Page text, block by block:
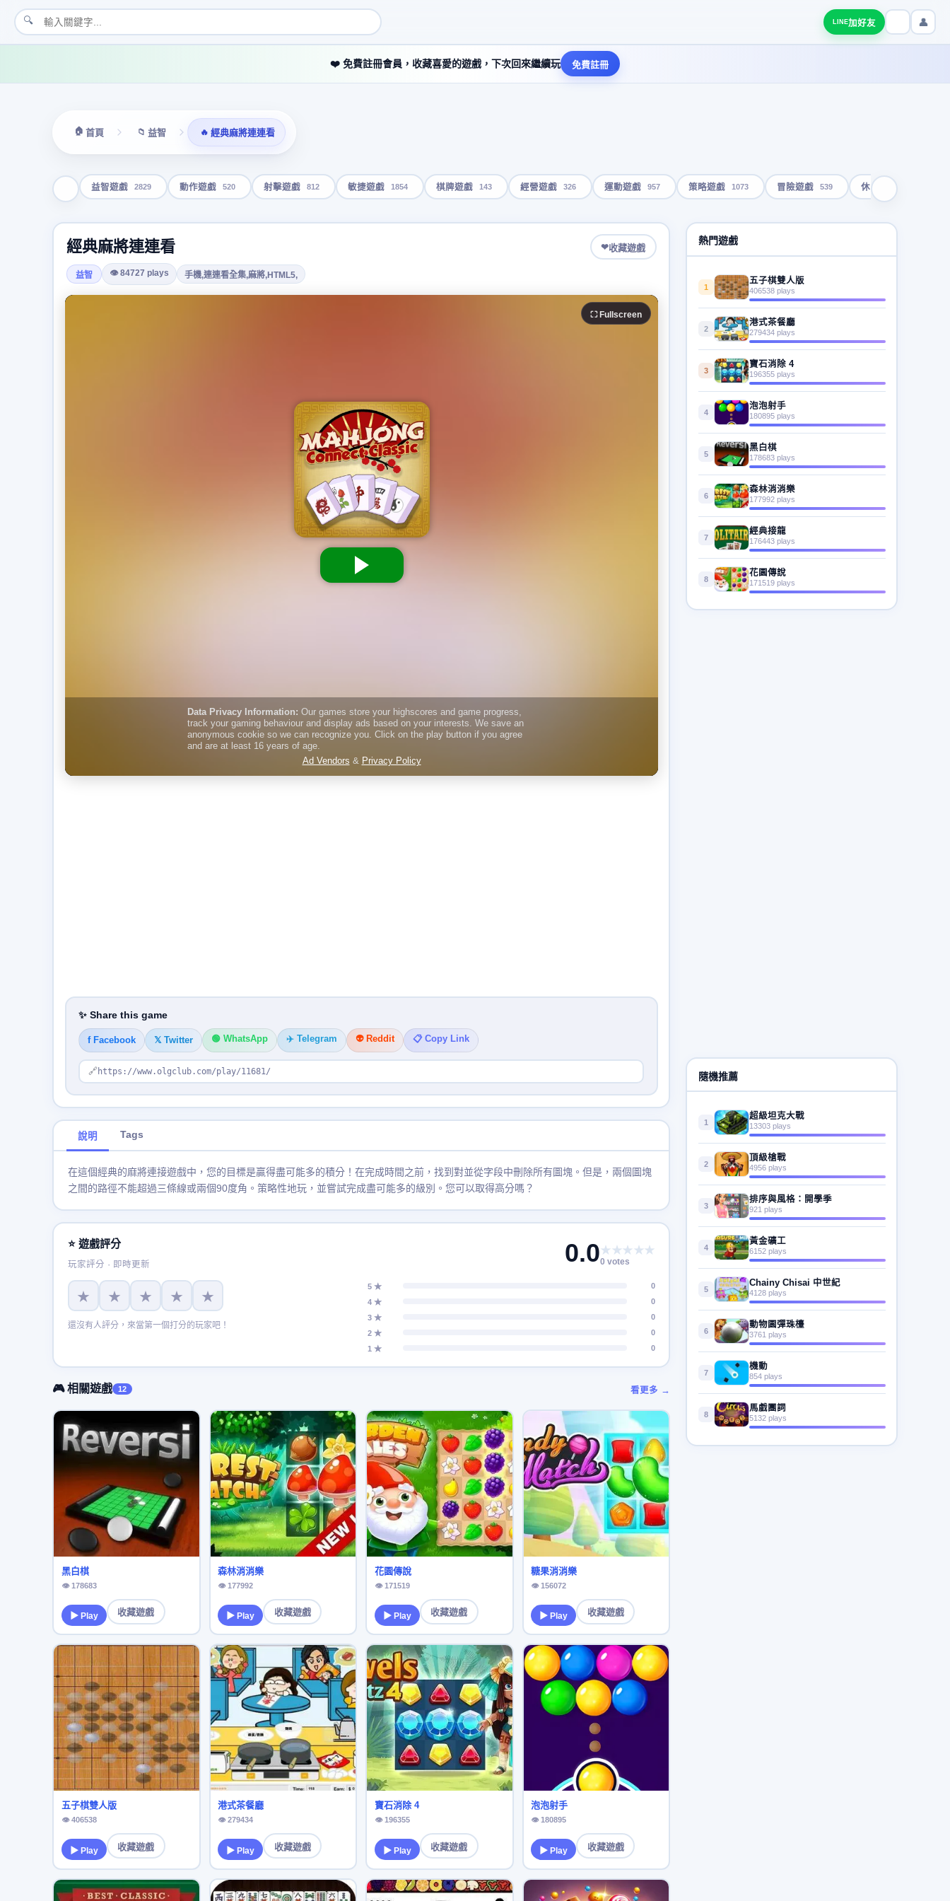
🔍 LINE加好友 👤
❤️ 免費註冊會員，收藏喜愛的遊戲，下次回來繼續玩 免費註冊
🏠 首頁 📁 益智 🔥 經典麻將連連看
益智遊戲 2829 動作遊戲 520 射擊遊戲 812 敏捷遊戲 1854 棋牌遊戲 143 經營遊戲 326 運動遊戲 957 策略遊戲 1073 冒險遊戲 539 休閒遊戲
經典麻將連連看 ❤收藏遊戲
益智 👁 84727 plays 手機,連連看全集,麻將,HTML5,
⛶ Fullscreen
✨ Share this game
f Facebook 𝕏 Twitter 🟢 WhatsApp ✈️ Telegram 👽 Reddit 📋 Copy Link
🔗 https://www.olgclub.com/play/11681/
說明 Tags
在這個經典的麻將連接遊戲中，您的目標是贏得盡可能多的積分！在完成時間之前，找到對並從字段中刪除所有圖塊。但是，兩個圖塊
之間的路徑不能超過三條線或兩個90度角。策略性地玩，並嘗試完成盡可能多的級別。您可以取得高分嗎？
⭐ 遊戲評分
玩家評分 · 即時更新 0.0★★★★★
0 votes
★ ★ ★ ★ ★
還沒有人評分，來當第一個打分的玩家吧！
5 ★
0
4 ★
0
3 ★
0
2 ★
0
1 ★
0
🎮 相關遊戲 12 看更多 →
黑白棋
👁 178683
▶ Play 收藏遊戲
森林消消樂
👁 177992
▶ Play 收藏遊戲
花園傳說
👁 171519
▶ Play 收藏遊戲
糖果消消樂
👁 156072
▶ Play 收藏遊戲
五子棋雙人版
👁 406538
▶ Play 收藏遊戲
港式茶餐廳
👁 279434
▶ Play 收藏遊戲
寶石消除 4
👁 196355
▶ Play 收藏遊戲
泡泡射手
👁 180895
▶ Play 收藏遊戲
熱門遊戲
1
五子棋雙人版
406538 plays
2
港式茶餐廳
279434 plays
3
寶石消除 4
196355 plays
4
泡泡射手
180895 plays
5
黑白棋
178683 plays
6
森林消消樂
177992 plays
7
經典接龍
176443 plays
8
花園傳說
171519 plays
隨機推薦
1
超級坦克大戰
13303 plays
2
頂級槍戰
4956 plays
3
排序與風格：開學季
921 plays
4
黃金礦工
6152 plays
5
Chainy Chisai 中世紀
4128 plays
6
動物園彈珠檯
3761 plays
7
機動
854 plays
8
馬戲團詞
5132 plays